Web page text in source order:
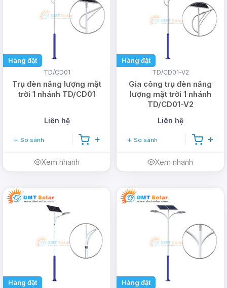
Hàng đặt
TD/CD01
Trụ đèn năng lượng mặt
trời 1 nhánh TD/CD01
Liên hệ
So sánh
Xem nhanh
Hàng đặt
TD/CD01-V2
Gia công trụ đèn năng
lượng mặt trời 1 nhánh
TD/CD01-V2
Liên hệ
So sánh
Xem nhanh
Hàng đặt
Hàng đặt